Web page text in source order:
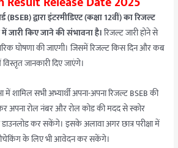
(BSEB) द्वारा इंटरमीडिएट (कक्षा 12वीं) का रिजल्ट
जारी किए जाने की संभावना है।रिजल्ट जारी होने से
घोषणा की जाएगी। जिसमें रिजल्ट किस दिन और कब
जानकारी दिए जाएंगे।
में शामिल सभी अभ्यार्थी अपना-अपना रिजल्ट BSEB की
अपना रोल नंबर और रोल कोड की मदद से स्कोर
कर सकेंगे। इसके अलावा अगर छात्र परीक्षा में
रीचेकिंग के लिए भी आवेदन कर सकेंगे।